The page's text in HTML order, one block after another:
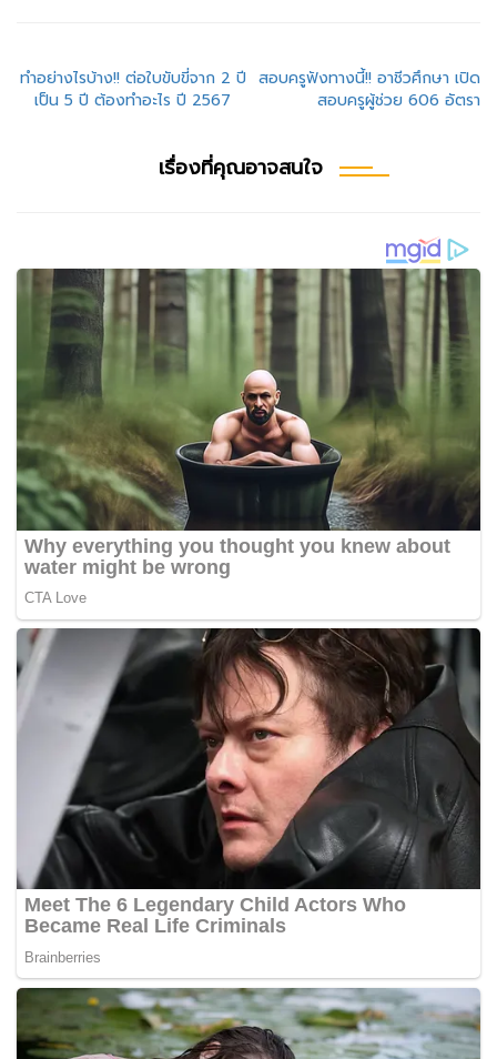
แนะแนว
เรื่อง
ทำอย่างไรบ้าง!! ต่อใบขับขี่จาก 2 ปี
เป็น 5 ปี ต้องทำอะไร ปี 2567
สอบครูฟังทางนี้!! อาชีวศึกษา เปิด
สอบครูผู้ช่วย 606 อัตรา
เรื่องที่คุณอาจสนใจ